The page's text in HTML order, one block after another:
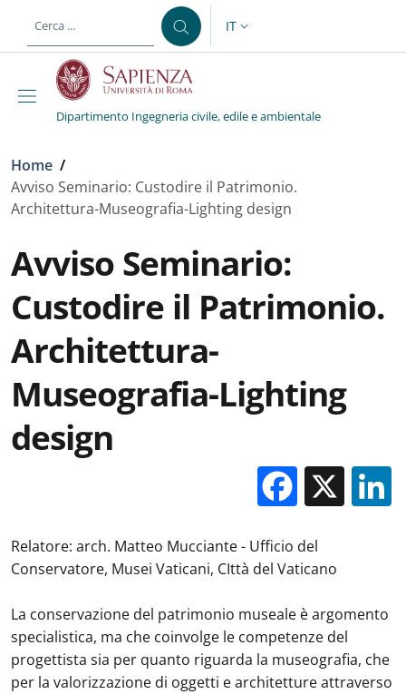
al contenuto principale
SELETTORE LINGUA:
IT
Dipartimento Ingegneria civile, edile e ambientale
Briciole di pane
Home /
Avviso Seminario: Custodire il Patrimonio.
Architettura-Museografia-Lighting design
Avviso Seminario:
Custodire il Patrimonio.
Architettura-
Museografia-Lighting
design
X
Relatore: arch. Matteo Mucciante - Ufficio del
Conservatore, Musei Vaticani, CIttà del Vaticano
La conservazione del patrimonio museale è argomento
specialistica, ma che coinvolge le competenze del
progettista sia per quanto riguarda la museografia, che
per la valorizzazione di oggetti e architetture attraverso